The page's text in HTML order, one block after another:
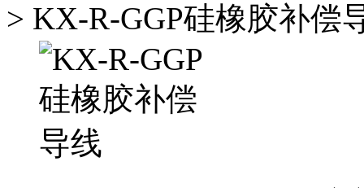
> KX-R-GGP硅橡胶补偿